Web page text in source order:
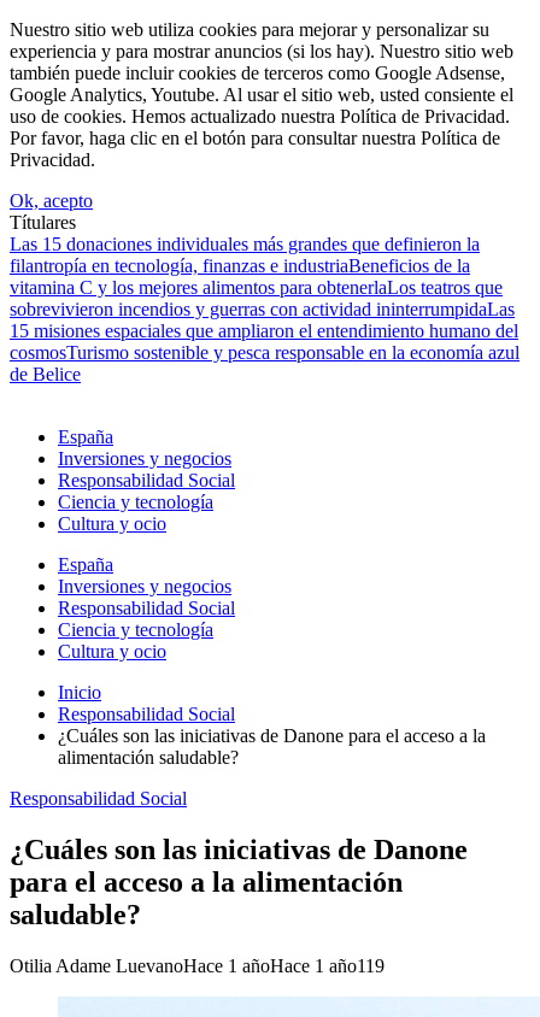
Nuestro sitio web utiliza cookies para mejorar y personalizar su
experiencia y para mostrar anuncios (si los hay). Nuestro sitio web
también puede incluir cookies de terceros como Google Adsense,
Google Analytics, Youtube. Al usar el sitio web, usted consiente el
uso de cookies. Hemos actualizado nuestra Política de Privacidad.
Por favor, haga clic en el botón para consultar nuestra Política de
Privacidad.
Ok, acepto
Títulares
Las 15 donaciones individuales más grandes que definieron la
filantropía en tecnología, finanzas e industriaBeneficios de la
vitamina C y los mejores alimentos para obtenerlaLos teatros que
sobrevivieron incendios y guerras con actividad ininterrumpidaLas
15 misiones espaciales que ampliaron el entendimiento humano del
cosmosTurismo sostenible y pesca responsable en la economía azul
de Belice
España
Inversiones y negocios
Responsabilidad Social
Ciencia y tecnología
Cultura y ocio
España
Inversiones y negocios
Responsabilidad Social
Ciencia y tecnología
Cultura y ocio
Inicio
Responsabilidad Social
¿Cuáles son las iniciativas de Danone para el acceso a la
alimentación saludable?
Responsabilidad Social
¿Cuáles son las iniciativas de Danone
para el acceso a la alimentación
saludable?
Otilia Adame LuevanoHace 1 añoHace 1 año119